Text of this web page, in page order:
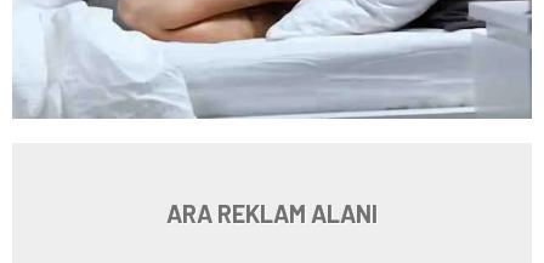
ARA REKLAM ALANI